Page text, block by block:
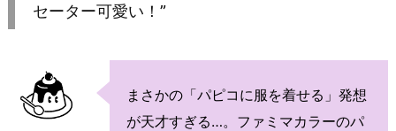
セーター可愛い！”
まさかの「パピコに服を着せる」発想
が天才すぎる…。ファミマカラーのパ